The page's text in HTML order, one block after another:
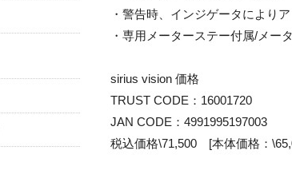
・警告時、インジゲータにより
・専用メーターステー付属/メー
sirius vision 価格
TRUST CODE：16001720
JAN CODE：4991995197003
税込価格\71,500 [本体価格：